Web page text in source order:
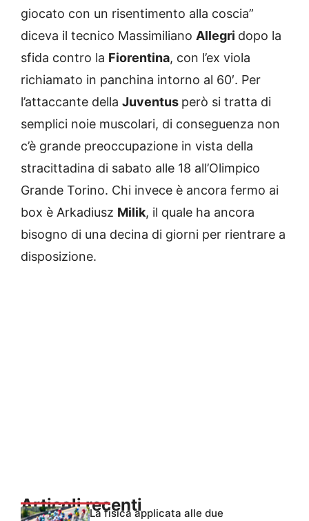
giocato con un risentimento alla coscia”
diceva il tecnico Massimiliano Allegri dopo la
sfida contro la Fiorentina, con l’ex viola
richiamato in panchina intorno al 60′. Per
l’attaccante della Juventus però si tratta di
semplici noie muscolari, di conseguenza non
c’è grande preoccupazione in vista della
stracittadina di sabato alle 18 all’Olimpico
Grande Torino. Chi invece è ancora fermo ai
box è Arkadiusz Milik, il quale ha ancora
bisogno di una decina di giorni per rientrare a
disposizione.
Articoli recentiLa fisica applicata alle due